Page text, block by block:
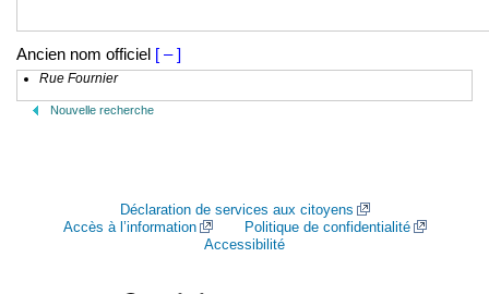
Ancien nom officiel [ – ]
Rue Fournier
Nouvelle recherche
Déclaration de services aux citoyens
Accès à l’information
Politique de confidentialité
Accessibilité